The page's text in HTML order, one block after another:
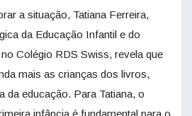
a situação, Tatiana Ferreira,
da Educação Infantil e do
Colégio RDS Swiss, revela que
mais as crianças dos livros,
da educação. Para Tatiana, o
infância é fundamental para o